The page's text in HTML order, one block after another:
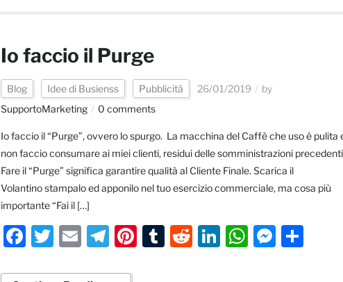
Io faccio il Purge
Blog Idee di Busienss Pubblicità 26/01/2019
by
SupportoMarketing
0 comments
Io faccio il “Purge”, ovvero lo spurgo. La macchina del Caffè che uso è pulita
non faccio consumare ai miei clienti, residui delle somministrazioni
Fare il “Purge” significa garantire qualità al Cliente Finale. Scarica il
Volantino stampalo ed apponilo nel tuo esercizio commerciale, ma cosa più
importante “Fai il […]
Facebook
Twitter
EmailTelegram
Pinterest
Tumblr
Reddit
LinkedIn